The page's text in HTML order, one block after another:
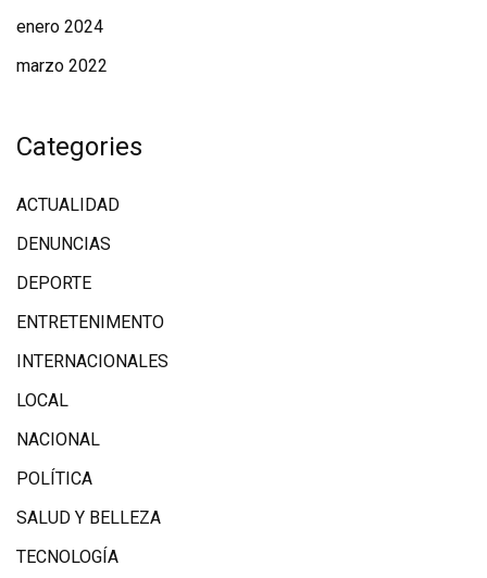
enero 2024
marzo 2022
Categories
ACTUALIDAD
DENUNCIAS
DEPORTE
ENTRETENIMENTO
INTERNACIONALES
LOCAL
NACIONAL
POLÍTICA
SALUD Y BELLEZA
TECNOLOGÍA